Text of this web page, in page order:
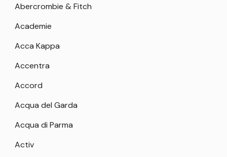
Abercrombie & Fitch
Academie
Acca Kappa
Accentra
Accord
Acqua del Garda
Acqua di Parma
Activ